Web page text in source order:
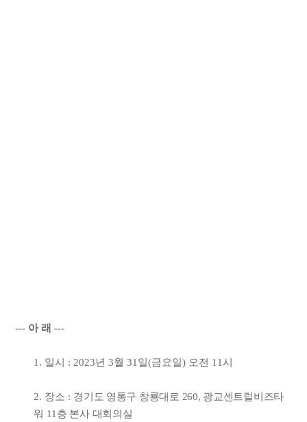
--- 아 래---
1. 일시 : 2023년3월31 일(금요일) 오전 11시
2. 장소 : 경기도 영통구 창룡대로 260, 광교센트럴비즈타
워 11 층 본사 대회의실